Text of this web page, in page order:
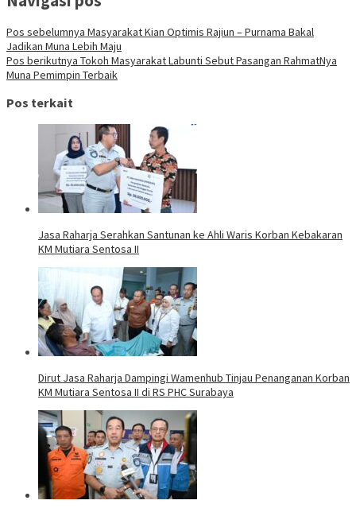
Pos sebelumnya Masyarakat Kian Optimis Rajiun – Purnama Bakal
Jadikan Muna Lebih Maju
Pos berikutnya Tokoh Masyarakat Labunti Sebut Pasangan RahmatNya
Muna Pemimpin Terbaik
Pos terkait
Jasa Raharja Serahkan Santunan ke Ahli Waris Korban Kebakaran
KM Mutiara Sentosa II
Dirut Jasa Raharja Dampingi Wamenhub Tinjau Penanganan Korban
KM Mutiara Sentosa II di RS PHC Surabaya